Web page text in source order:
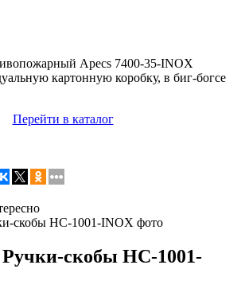
Apecs 7400-35-INOX
картонную коробку, в биг-богсе
Перейти в каталог
скобы HC-1001-